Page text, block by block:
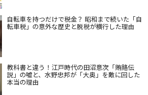
自転車を持つだけで税金？ 昭和まで続いた「自
転車税」の意外な歴史と脱税が横行した理由
教科書と違う！江戸時代の田沼意次「賄賂伝
説」の嘘と、水野忠邦が「大奥」を敵に回した
本当の理由